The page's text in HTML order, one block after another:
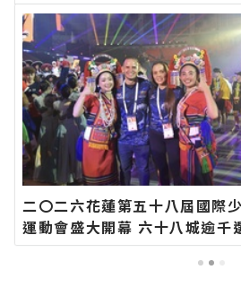
二〇二六花蓮第五十八屆國際
運動會盛大開幕 六十八城逾千
齊聚花蓮∣花蓮新聞網官方網
類新聞－最快速的今日新聞報導